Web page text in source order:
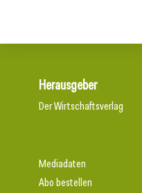
Herausgeber
Der Wirtschaftsverlag
Mediadaten
Abo bestellen